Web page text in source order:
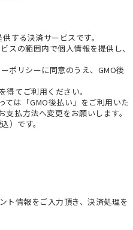
する決済サービスです。
スの範囲内で個人情報を提供し、
ポリシーに同意のうえ、GMO後
得てご利用ください。
ては「GMO後払い」をご利用いた
払方法へ変更をお願いします。
）です。
ト情報をご入力頂き、決済処理を